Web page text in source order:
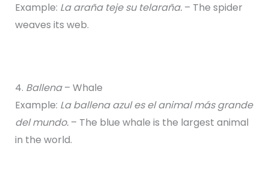
Example: La araña teje su telaraña.– The spider
weaves its web.
4. Ballena– Whale
Example: La ballena azul es el animal más grande
del mundo.– The blue whale is the largest animal
in the world.